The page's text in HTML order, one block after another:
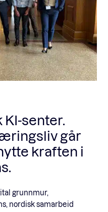
senter.
går
kraften i
grunnmur,
nordisk samarbeid